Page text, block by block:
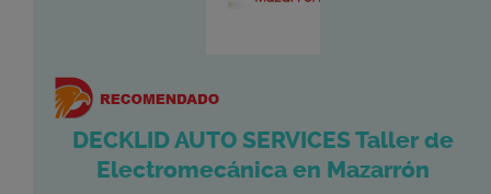
DECKLID AUTO SERVICES Taller de
Electromecánica en Mazarrón